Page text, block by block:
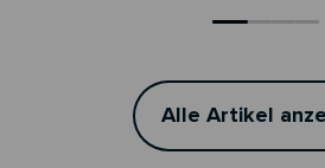
Alle Artikel